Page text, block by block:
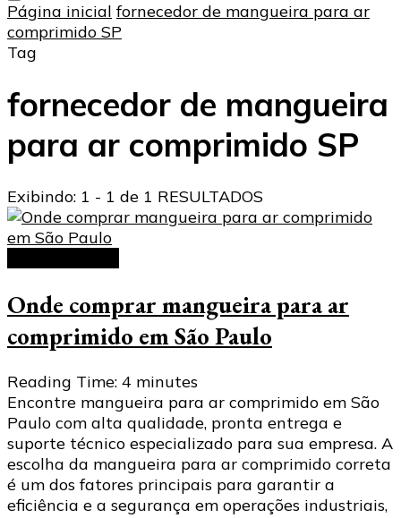
Página inicial fornecedor de mangueira para ar
comprimido SP
Tag
fornecedor de mangueira
para ar comprimido SP
Exibindo: 1 - 1 de 1 RESULTADOS
Onde comprar mangueira para ar
comprimido em São Paulo
Reading Time: 4 minutes
Encontre mangueira para ar comprimido em São
Paulo com alta qualidade, pronta entrega e
suporte técnico especializado para sua empresa. A
escolha da mangueira para ar comprimido correta
é um dos fatores principais para garantir a
eficiência e a segurança em operações industriais,